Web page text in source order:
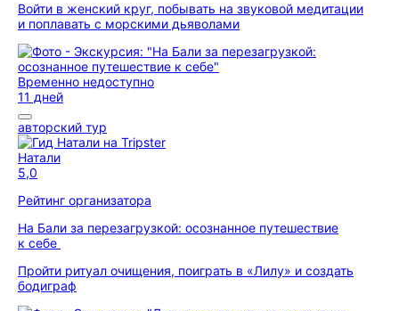
Войти в женский круг, побывать на звуковой медитации
и поплавать с морскими дьяволами
Временно недоступно
11 дней
авторский тур
Натали
5,0
Рейтинг организатора
На Бали за перезагрузкой: осознанное путешествие
к себе
Пройти ритуал очищения, поиграть в «Лилу» и создать
бодиграф